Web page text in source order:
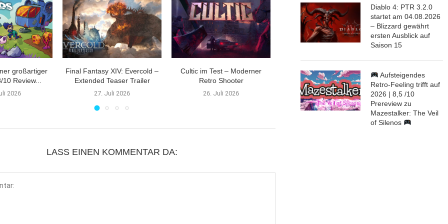
großartiger
Review...
2026
Final Fantasy XIV: Evercold –
Extended Teaser Trailer
27. Juli 2026
Cultic im Test – Moderner
Retro Shooter
26. Juli 2026
Path of Exile 1: Curse of the
Allflame...
25. Juli 2026
Faktoren der
LASS EINEN KOMMENTAR DA:
Diablo 4: PTR 3.2.0
startet am 04.08.2026
– Blizzard gewährt
ersten Ausblick auf
Saison 15
Aufsteigendes
Retro-Feeling trifft auf
2026 | 8,5 /10
Prereview zu
Mazestalker: The Veil
of Silenos